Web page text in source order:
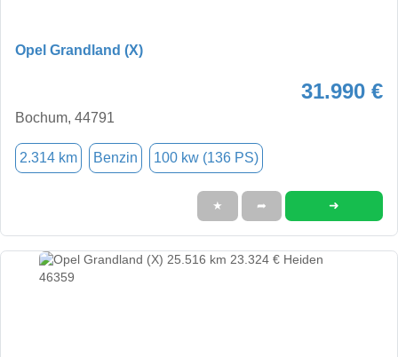
Opel Grandland (X)
31.990 €
Bochum, 44791
2.314 km Benzin 100 kw (136 PS)
★ ➦ ➜